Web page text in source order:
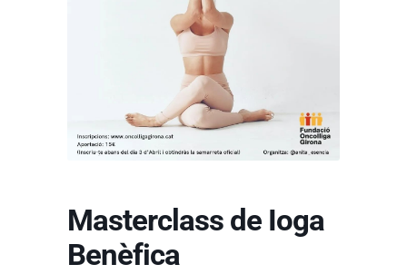
Masterclass de Ioga
Benèfica